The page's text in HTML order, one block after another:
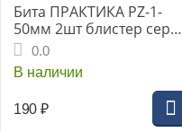
Бита ПРАКТИКА РZ-1-
50мм 2шт блистер серия
Профи
0.0
В наличии
190 ₽